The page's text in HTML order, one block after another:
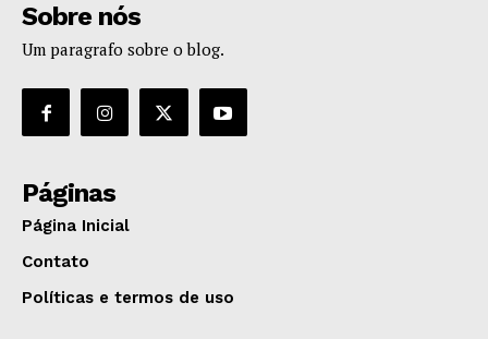
Sobre nós
Um paragrafo sobre o blog.
Páginas
Página Inicial
Contato
Políticas e termos de uso